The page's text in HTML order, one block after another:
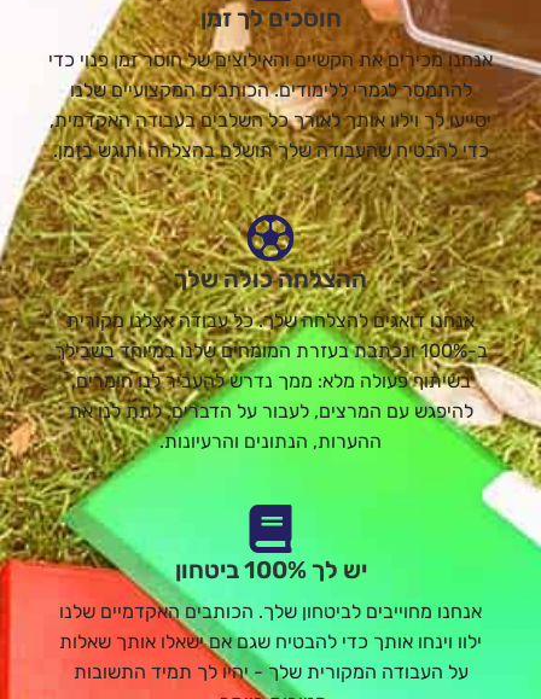
חוסכים לך זמן
אנחנו מכירים את הקשיים והאילוצים של חוסר זמן פנוי כדי
להתמסר לגמרי ללימודים. הכותבים המקצועיים שלנו
יסייעו לך וילוו אותך לאורך כל השלבים בעבודה האקדמית,
כדי להבטיח שהעבודה שלך תושלם בהצלחה ותוגש בזמן.
ההצלחה כולה שלך
אנחנו דואגים להצלחה שלך. כל עבודה אצלנו מקורית
ב-100% ונכתבת בעזרת המומחים שלנו במיוחד בשבילך
בשיתוף פעולה מלא: ממך נדרש להעביר לנו חומרים,
להיפגש עם המרצים, לעבור על הדברים, לתת לנו את
ההערות, הנתונים והרעיונות.
יש לך 100% ביטחון
אנחנו מחוייבים לביטחון שלך. הכותבים האקדמיים שלנו
ילוו וינחו אותך כדי להבטיח שגם אם ישאלו אותך שאלות
על העבודה המקורית שלך - יהיו לך תמיד התשובות